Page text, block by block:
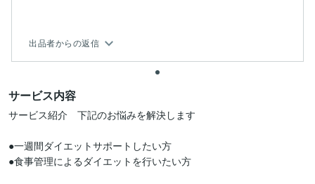
出品者からの返信
サービス内容
サービス紹介　下記のお悩みを解決します
●一週間ダイエットサポートしたい方
●食事管理によるダイエットを行いたい方